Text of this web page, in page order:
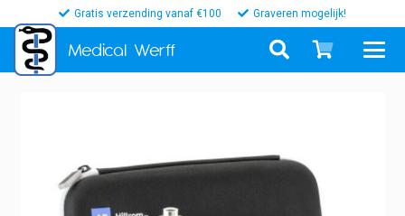
Gratis verzending vanaf €100 Graveren mogelijk!
Medical Werff